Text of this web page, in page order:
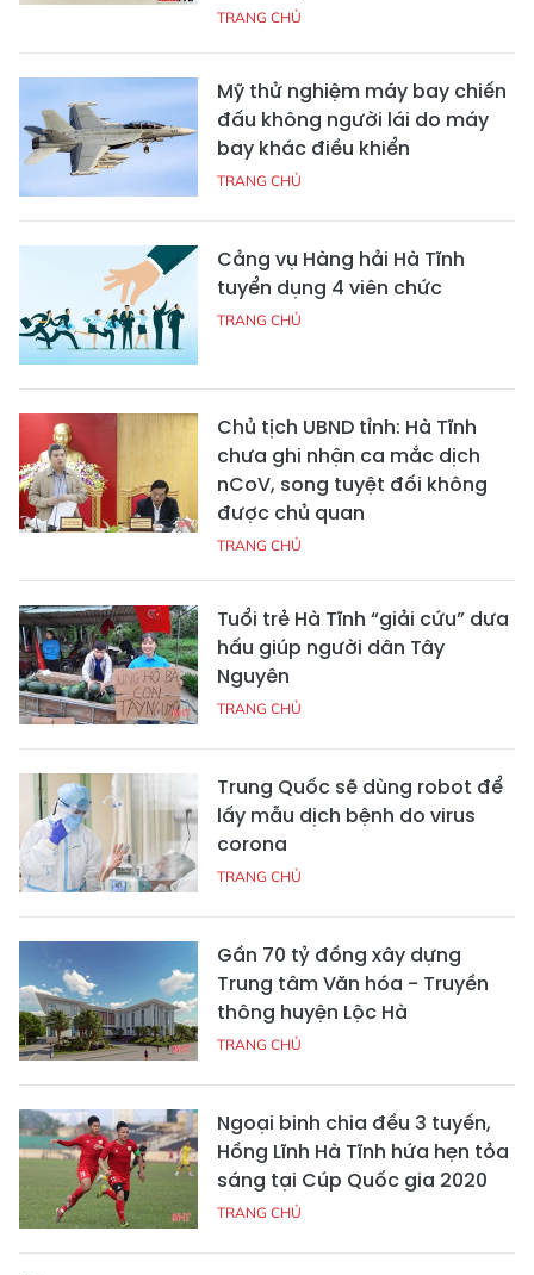
TRANG CHỦ
Mỹ thử nghiệm máy bay chiến
đấu không người lái do máy
bay khác điều khiển
TRANG CHỦ
Cảng vụ Hàng hải Hà Tĩnh
tuyển dụng 4 viên chức
TRANG CHỦ
Chủ tịch UBND tỉnh: Hà Tĩnh
chưa ghi nhận ca mắc dịch
nCoV, song tuyệt đối không
được chủ quan
TRANG CHỦ
Tuổi trẻ Hà Tĩnh “giải cứu” dưa
hấu giúp người dân Tây
Nguyên
TRANG CHỦ
Trung Quốc sẽ dùng robot để
lấy mẫu dịch bệnh do virus
corona
TRANG CHỦ
Gần 70 tỷ đồng xây dựng
Trung tâm Văn hóa - Truyền
thông huyện Lộc Hà
TRANG CHỦ
Ngoại binh chia đều 3 tuyến,
Hồng Lĩnh Hà Tĩnh hứa hẹn tỏa
sáng tại Cúp Quốc gia 2020
TRANG CHỦ